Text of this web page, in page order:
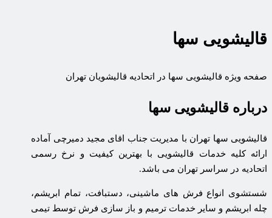
قالیشویی سها
صفحه ویژه قالیشویی سها در اتحادیه قالیشویان تهران
درباره قالیشویی سها
قالیشویی سها تهران با مدیریت جناب اقای مجید دمیرچی آماده
ارائه کلیه خدمات قالیشویی با بهترین کیفیت و نرخ رسمی
اتحادیه در سراسر تهران می باشد.
شستشوی انواع فرش های ماشینی، دستبافت، تمام ابریشم،
چله ابریشم و سایر خدمات ترمیم و باز سازی فرش توسط تیمی